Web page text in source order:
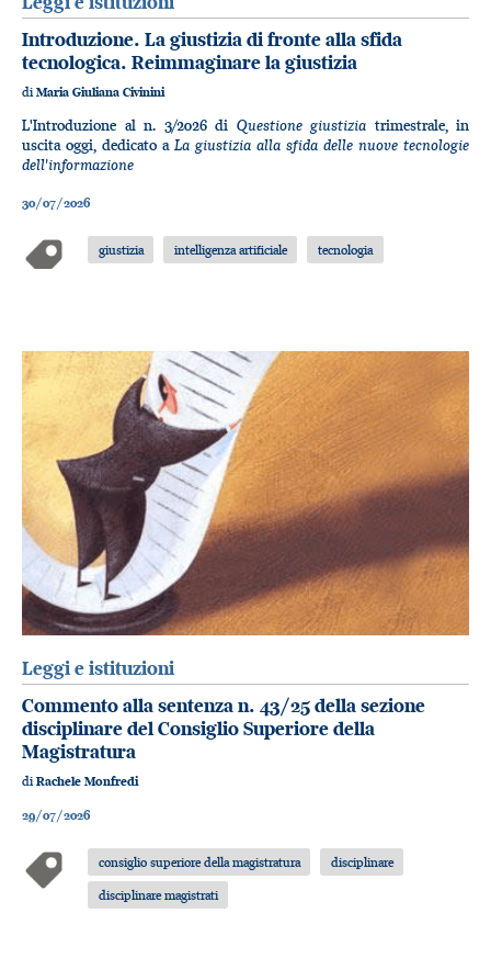
Introduzione. La giustizia di fronte alla sfida
tecnologica. Reimmaginare la giustizia
di Maria Giuliana Civinini
L'Introduzione al n. 3/2026 di Questione giustizia trimestrale, in
uscita oggi, dedicato a La giustizia alla sfida delle nuove tecnologie
dell'informazione
30/07/2026
giustizia intelligenza artificiale tecnologia
Leggi e istituzioni
Commento alla sentenza n. 43/25 della sezione
disciplinare del Consiglio Superiore della
Magistratura
di Rachele Monfredi
29/07/2026
consiglio superiore della magistratura
disciplinare
disciplinare magistrati